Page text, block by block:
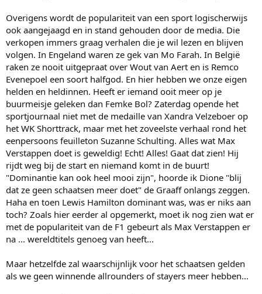
Overigens wordt de populariteit van een sport logischerwijs
ook aangejaagd en in stand gehouden door de media. Die
verkopen immers graag verhalen die je wil lezen en blijven
volgen. In Engeland waren ze gek van Mo Farah. In België
raken ze nooit uitgepraat over Wout van Aert en is Remco
Evenepoel een soort halfgod. En hier hebben we onze eigen
helden en heldinnen. Heeft er iemand ooit meer op je
buurmeisje geleken dan Femke Bol? Zaterdag opende het
sportjournaal niet met de medaille van Xandra Velzeboer op
het WK Shorttrack, maar met het zoveelste verhaal rond het
eenpersoons feuilleton Suzanne Schulting. Alles wat Max
Verstappen doet is geweldig! Echt! Alles! Gaat dat zien! Hij
rijdt weg bij de start en niemand komt in de buurt!
"Dominantie kan ook heel mooi zijn", hoorde ik Dione "blij
dat ze geen schaatsen meer doet" de Graaff onlangs zeggen.
Haha en toen Lewis Hamilton dominant was, was er niks aan
toch? Zoals hier eerder al opgemerkt, moet ik nog zien wat er
met de populariteit van de F1 gebeurt als Max Verstappen er
na ... wereldtitels genoeg van heeft...
Maar hetzelfde zal waarschijnlijk voor het schaatsen gelden
als we geen winnende allrounders of stayers meer hebben...